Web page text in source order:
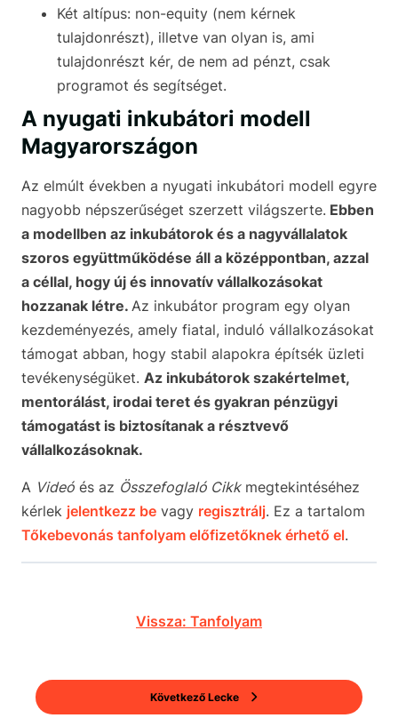
Két altípus: non-equity (nem kérnek
tulajdonrészt), illetve van olyan is, ami
tulajdonrészt kér, de nem ad pénzt, csak
programot és segítséget.
A nyugati inkubátori modell
Magyarországon
Az elmúlt években a nyugati inkubátori modell egyre
nagyobb népszerűséget szerzett világszerte. Ebben
a modellben az inkubátorok és a nagyvállalatok
szoros együttműködése áll a középpontban, azzal
a céllal, hogy új és innovatív vállalkozásokat
hozzanak létre. Az inkubátor program egy olyan
kezdeményezés, amely fiatal, induló vállalkozásokat
támogat abban, hogy stabil alapokra építsék üzleti
tevékenységüket. Az inkubátorok szakértelmet,
mentorálást, irodai teret és gyakran pénzügyi
támogatást is biztosítanak a résztvevő
vállalkozásoknak.
A Videó és az Összefoglaló Cikkmegtekintéséhez
kérlek jelentkezz be vagy regisztrálj. Ez a tartalom
Tőkebevonás tanfolyam előfizetőknek érhető el.
Vissza: Tanfolyam
Következő Lecke